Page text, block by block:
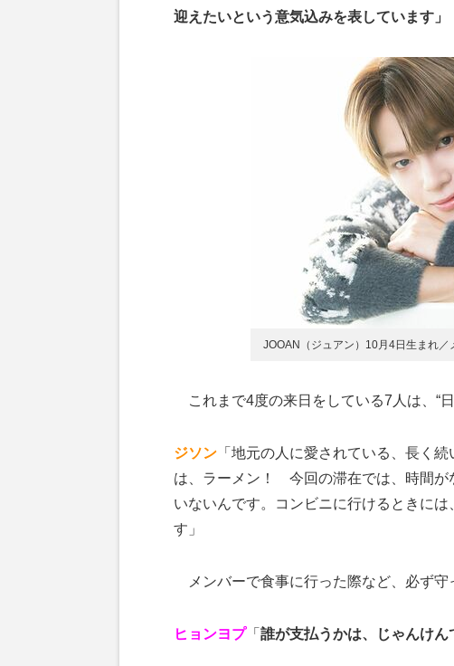
迎えたいという意気込みを表しています」
JOOAN（ジュアン）10月4日生まれ
これまで4度の来日をしている7人は、“日
ジソン 「地元の人に愛されている、長く
は、ラーメン！ 今回の滞在では、時間が
いないんです。コンビニに行けるときに
す」
メンバーで食事に行った際など、必ず守
ヒョンヨプ「 誰が支払うかは、じゃんけ